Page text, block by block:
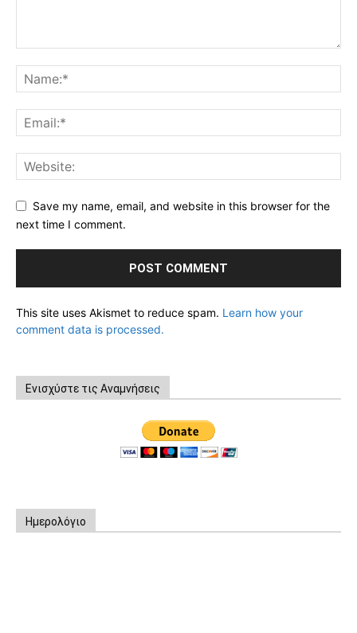
Save my name, email, and website in this browser for the
next time I comment.
This site uses Akismet to reduce spam. Learn how your
comment data is processed.
Ενισχύστε τις Αναμνήσεις
Ημερολόγιο